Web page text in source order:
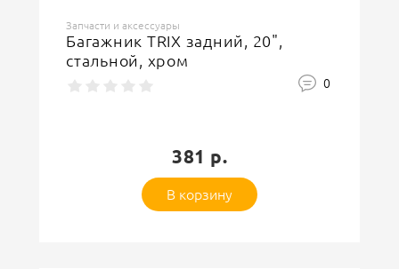
Запчасти и аксессуары
Багажник TRIX задний, 20",
стальной, хром
0
381 р.
В корзину